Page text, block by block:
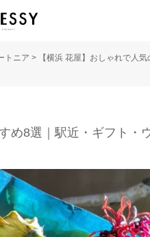
トニア >
【横浜 花屋】おしゃれで人
め8選｜駅近・ギフト・